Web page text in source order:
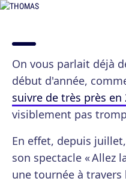
On vous parlait déjà
début d'année,
suivre de très près en
visiblement pas
En effet, depuis
son spectacle « Allez
une tournée à travers